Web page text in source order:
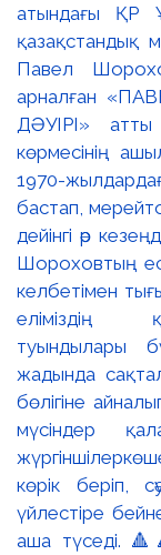
атындағы ҚР
қазақстандық
Павел
арналған
ДӘУІРІ» атты
көрмесінің
1970-
бастап,
дейінгі әр
Шороховтың
келбетімен
еліміздің
туындылары
жадында
бөлігіне
мүсіндер
көрік беріп,
үйлестіре
аша түседі.